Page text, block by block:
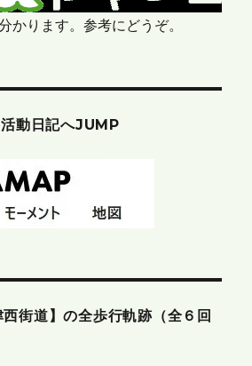
かります。参考にどうぞ。
動日記へJUMP
街道】の全歩行軌跡（全６回